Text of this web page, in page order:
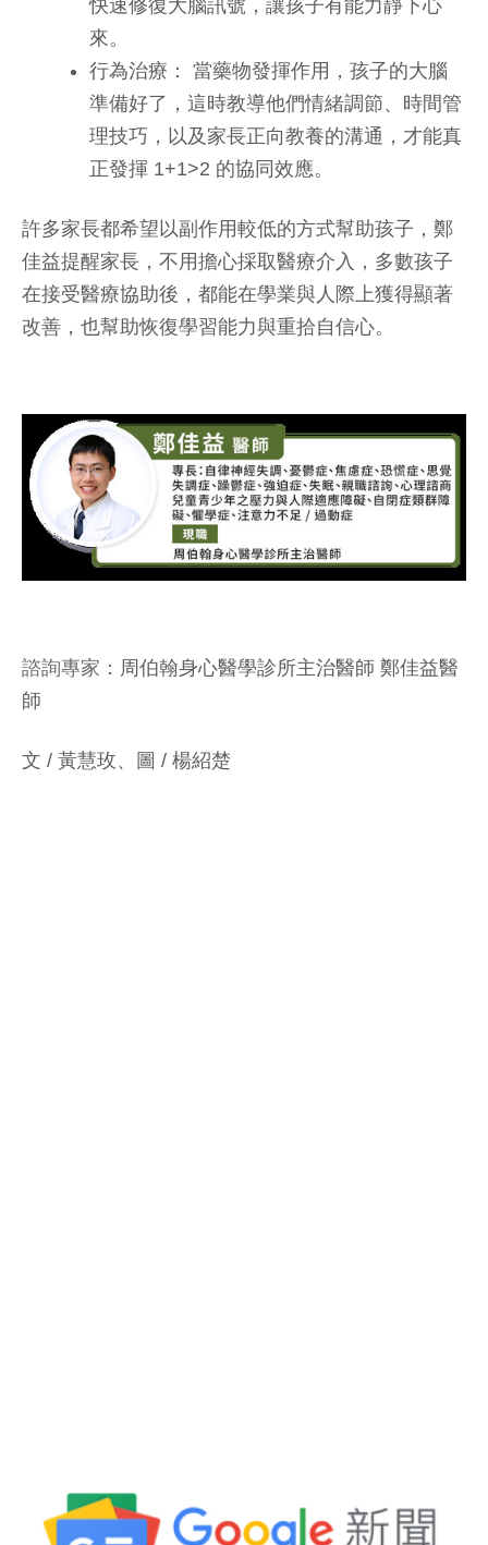
快速修復大腦訊號，讓孩子有能力靜下心
來。
行為治療： 當藥物發揮作用，孩子的大腦
準備好了，這時教導他們情緒調節、時間管
理技巧，以及家長正向教養的溝通，才能真
正發揮 1+1>2 的協同效應。
許多家長都希望以副作用較低的方式幫助孩子，鄭
佳益提醒家長，不用擔心採取醫療介入，多數孩子
在接受醫療協助後，都能在學業與人際上獲得顯著
改善，也幫助恢復學習能力與重拾自信心。
諮詢專家： 周伯翰身心醫學診所主治醫師 鄭佳益醫
師
文 / 黃慧玫、圖 / 楊紹楚